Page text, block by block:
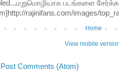
படங்களை சேர்க்க
rajinifans.com/images/
Home
View mobile
Post Comments (Atom)